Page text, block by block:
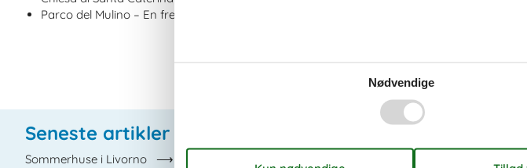
Parco del Mulino – En fredelig park med en gammel vandmølle og et lille vandfald.
Seneste artikler om Livorno
Sommerhuse i Livorno
Nødvendige